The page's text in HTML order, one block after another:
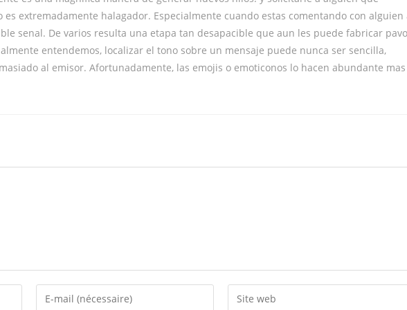
extremadamente halagador. Especialmente cuando estas comentando con alguien
senal. De varios resulta una etapa tan desapacible que aun les puede fabricar
entendemos, localizar el tono sobre un mensaje puede nunca ser sencilla,
al emisor. Afortunadamente, las emojis o emoticonos lo hacen abundante mas
Enter
Enter